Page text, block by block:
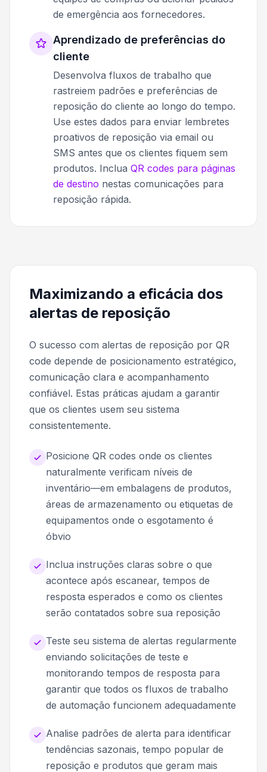
de emergência aos fornecedores.
Aprendizado de preferências do
cliente
Desenvolva fluxos de trabalho que
rastreiem padrões e preferências de
reposição do cliente ao longo do tempo.
Use estes dados para enviar lembretes
proativos de reposição via email ou
SMS antes que os clientes fiquem sem
produtos. Inclua QR codes para páginas
de destino nestas comunicações para
reposição rápida.
Maximizando a eficácia dos
alertas de reposição
O sucesso com alertas de reposição por QR
code depende de posicionamento estratégico,
comunicação clara e acompanhamento
confiável. Estas práticas ajudam a garantir
que os clientes usem seu sistema
consistentemente.
Posicione QR codes onde os clientes
naturalmente verificam níveis de
inventário—em embalagens de produtos,
áreas de armazenamento ou etiquetas de
equipamentos onde o esgotamento é
óbvio
Inclua instruções claras sobre o que
acontece após escanear, tempos de
resposta esperados e como os clientes
serão contatados sobre sua reposição
Teste seu sistema de alertas regularmente
enviando solicitações de teste e
monitorando tempos de resposta para
garantir que todos os fluxos de trabalho
de automação funcionem adequadamente
Analise padrões de alerta para identificar
tendências sazonais, tempo popular de
reposição e produtos que geram mais